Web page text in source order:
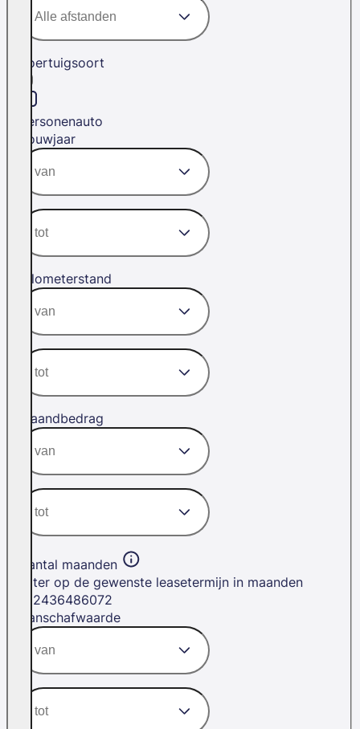
Voertuigsoort
Personenauto
Bouwjaar
Kilometerstand
Maandbedrag
Aantal maanden
Filter op de gewenste leasetermijn in maanden
2436486072
Aanschafwaarde